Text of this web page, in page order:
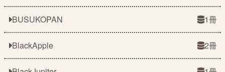
BUSUKOPAN 1冊
BlackApple 2冊